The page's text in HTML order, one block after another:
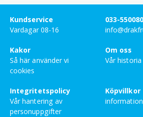
Ditt betyg
Din recension
Namn
Kundservice
Vardagar 08-16
033-
Kakor
Så här använder vi
cookies
Om oss
Vår
Integritetspolicy
Vår hantering av
personuppgifter
Köpvillkor